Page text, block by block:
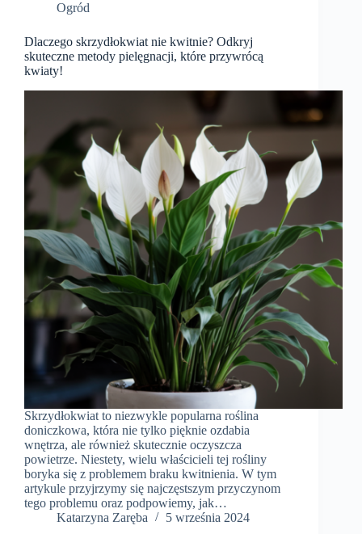
Ogród
Dlaczego skrzydłokwiat nie kwitnie? Odkryj
skuteczne metody pielęgnacji, które przywrócą
kwiaty!
Skrzydłokwiat to niezwykle popularna roślina
doniczkowa, która nie tylko pięknie ozdabia
wnętrza, ale również skutecznie oczyszcza
powietrze. Niestety, wielu właścicieli tej rośliny
boryka się z problemem braku kwitnienia. W tym
artykule przyjrzymy się najczęstszym przyczynom
tego problemu oraz podpowiemy, jak…
Katarzyna Zaręba
5 września 2024